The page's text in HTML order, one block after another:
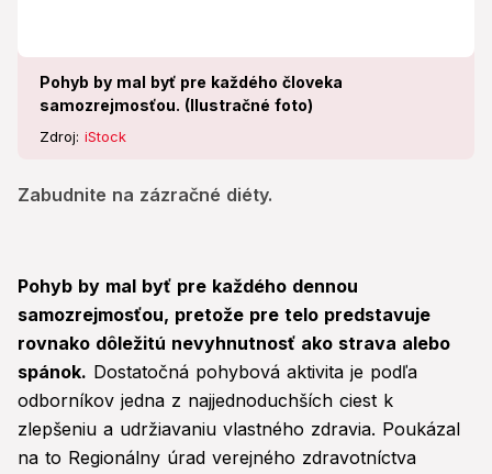
Pohyb by mal byť pre každého človeka
samozrejmosťou. (Ilustračné foto)
Zdroj: iStock
Zabudnite na zázračné diéty.
Pohyb by mal byť pre každého dennou
samozrejmosťou, pretože pre telo predstavuje
rovnako dôležitú nevyhnutnosť ako strava alebo
spánok. Dostatočná pohybová aktivita je podľa
odborníkov jedna z najjednoduchších ciest k
zlepšeniu a udržiavaniu vlastného zdravia. Poukázal
na to Regionálny úrad verejného zdravotníctva